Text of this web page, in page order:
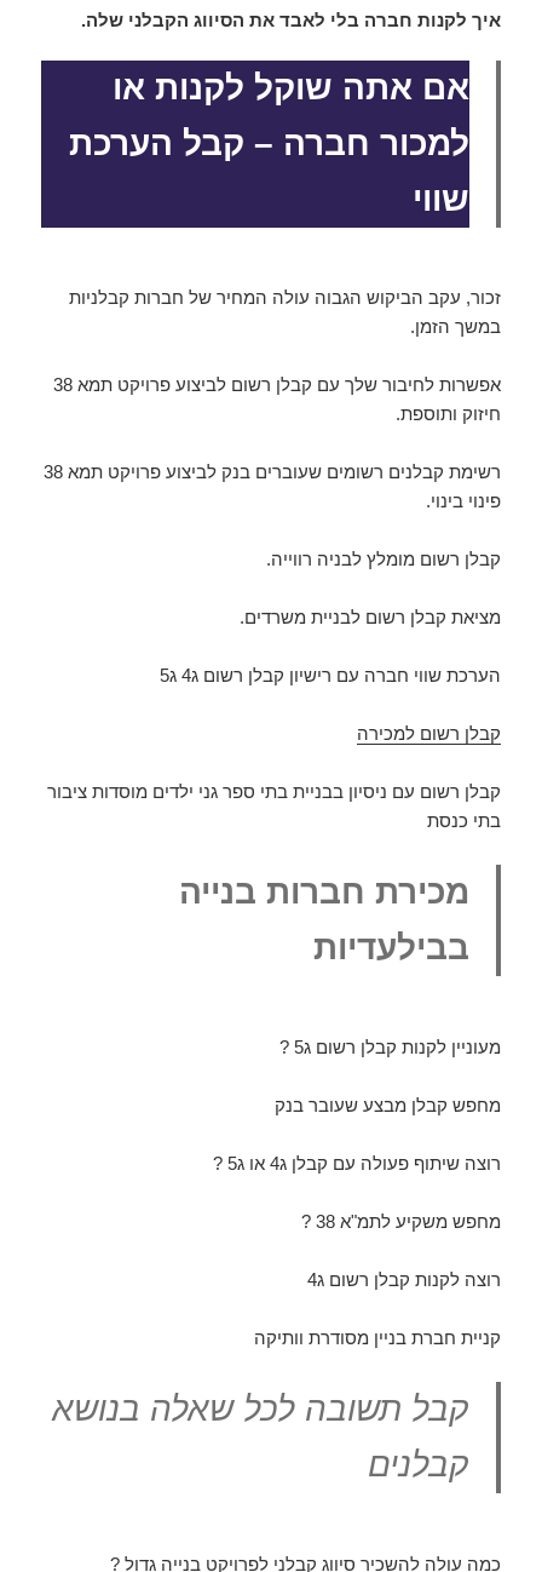
איך לקנות חברה בלי לאבד את הסיווג הקבלני שלה.
אם אתה שוקל לקנות או
למכור חברה – קבל הערכת
שווי
זכור, עקב הביקוש הגבוה עולה המחיר של חברות קבלניות
במשך הזמן.
אפשרות לחיבור שלך עם קבלן רשום לביצוע פרויקט תמא 38
חיזוק ותוספת.
רשימת קבלנים רשומים שעוברים בנק לביצוע פרויקט תמא 38
פינוי בינוי.
קבלן רשום מומלץ לבניה רווייה.
מציאת קבלן רשום לבניית משרדים.
הערכת שווי חברה עם רישיון קבלן רשום ג4 ג5
קבלן רשום למכירה
קבלן רשום עם ניסיון בבניית בתי ספר גני ילדים מוסדות ציבור
בתי כנסת
מכירת חברות בנייה
בבילעדיות
מעוניין לקנות קבלן רשום ג5 ?
מחפש קבלן מבצע שעובר בנק
רוצה שיתוף פעולה עם קבלן ג4 או ג5 ?
מחפש משקיע לתמ"א 38 ?
רוצה לקנות קבלן רשום ג4
קניית חברת בניין מסודרת וותיקה
קבל תשובה לכל שאלה בנושא
קבלנים
כמה עולה להשכיר סיווג קבלני לפרויקט בנייה גדול ?